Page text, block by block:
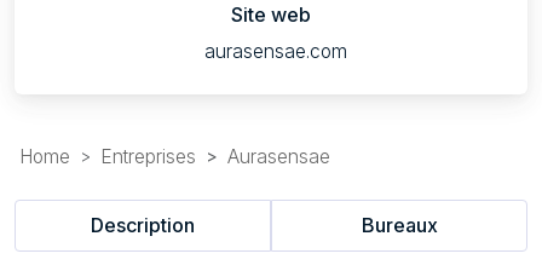
Site web
aurasensae.com
Home Entreprises Aurasensae
Description Bureaux